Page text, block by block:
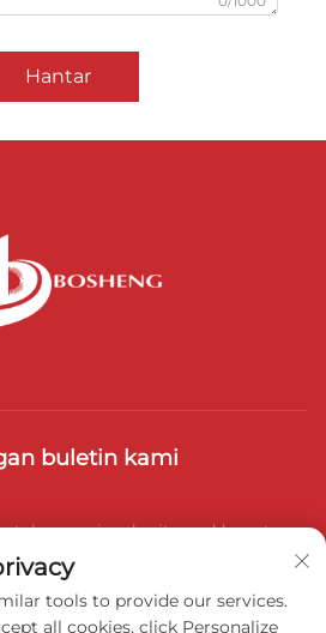
Hantar
buletin kami
menerima berita, maklumat
daripada pasukan kami.
tools to provide our services.
all cookies, click Personalize